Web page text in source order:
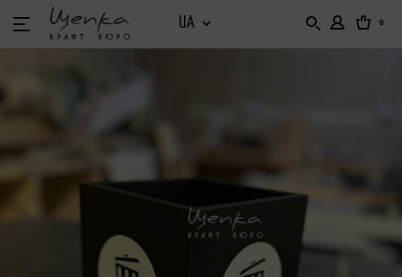
БАРНИЙ ОРГАНАЙЗЕР
БАРНІ ВІТРИНИ
0